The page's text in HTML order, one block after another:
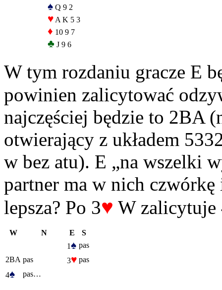
♠ Q 9 2
♥ A K 5 3
♦ 10 9 7
♣ J 9 6
W tym rozdaniu gracze E
powinien zalicytować
najczęściej będzie to 2BA
otwierający z układem
w bez atu). E „na wszelki
partner ma w nich
lepsza? Po 3♥ W zalicytuje
W N E
S
1♠ pas
2BA pas 3♥ pas
4♠ pas…